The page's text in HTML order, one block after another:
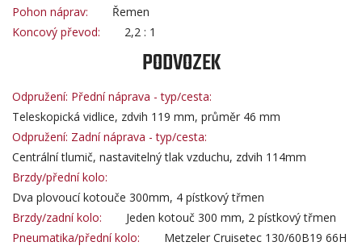
Pohon náprav:
Řemen
Koncový převod:
2,2 : 1
PODVOZEK
Odpružení: Přední náprava - typ/cesta:
Teleskopická vidlice, zdvih 119 mm, průměr 46 mm
Odpružení: Zadní náprava - typ/cesta:
Centrální tlumič, nastavitelný tlak vzduchu, zdvih 114mm
Brzdy/přední kolo:
Dva plovoucí kotouče 300mm, 4 pístkový třmen
Brzdy/zadní kolo:
Jeden kotouč 300 mm, 2 pístkový třmen
Pneumatika/přední kolo:
Metzeler Cruisetec 130/60B19 66H